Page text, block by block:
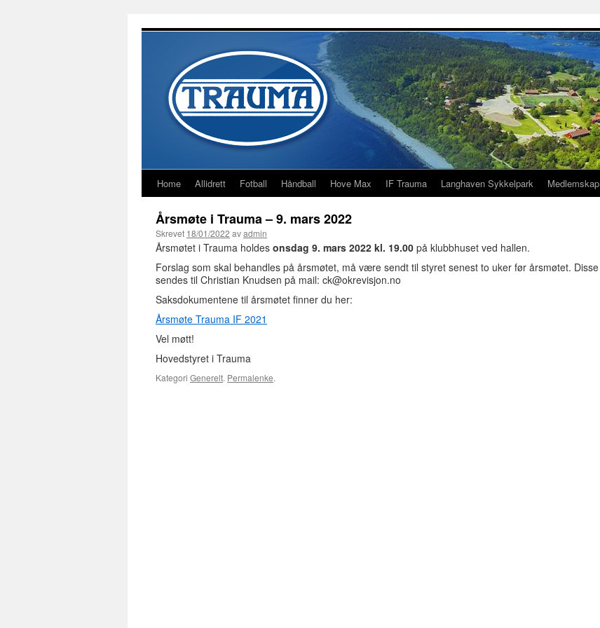
Home Allidrett Fotball Håndball Hove Max IF Trauma Langhaven Sykkelpark Medlemskap
Årsmøte i Trauma – 9. mars 2022
Skrevet 18/01/2022 avadmin
Årsmøtet i Trauma holdes onsdag 9. mars 2022 kl. 19.00 på klubbhuset ved hallen.
Forslag som skal behandles på årsmøtet, må være sendt til styret senest to uker før årsmøtet. Disse
sendes til Christian Knudsen på mail: ck@okrevisjon.no
Saksdokumentene til årsmøtet finner du her:
Årsmøte Trauma IF 2021
Vel møtt!
Hovedstyret i Trauma
Kategori Generelt. Permalenke.